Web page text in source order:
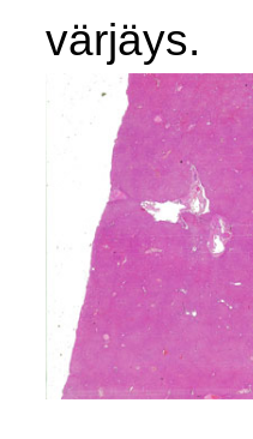
värjäys.